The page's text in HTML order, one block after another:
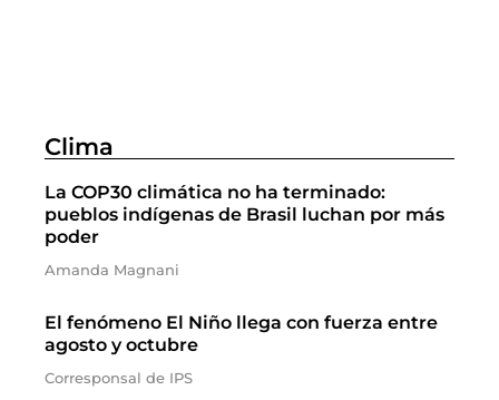
Clima
La COP30 climática no ha terminado:
pueblos indígenas de Brasil luchan por más
poder
Amanda Magnani
El fenómeno El Niño llega con fuerza entre
agosto y octubre
Corresponsal de IPS